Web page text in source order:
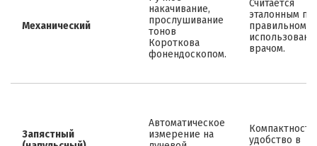
Механический
накачивание,
прослушивание
тонов
Короткова
фонендоскопом.
Считается
эталонным
правильном
врачом.
Запястный
Автоматическое
измерение на
Компактность,
удобство в